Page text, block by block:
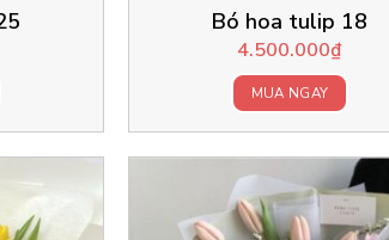
Bó hoa tulip 18
4.500.000₫
MUA NGAY